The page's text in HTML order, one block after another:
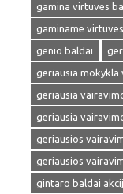
gamina virtuves
gaminame
genio baldai
geriausia mokykla
geriausia
geriausia
geriausios
geriausios
gintaro baldai